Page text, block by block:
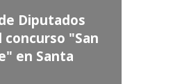
Diputados
"San
en Santa